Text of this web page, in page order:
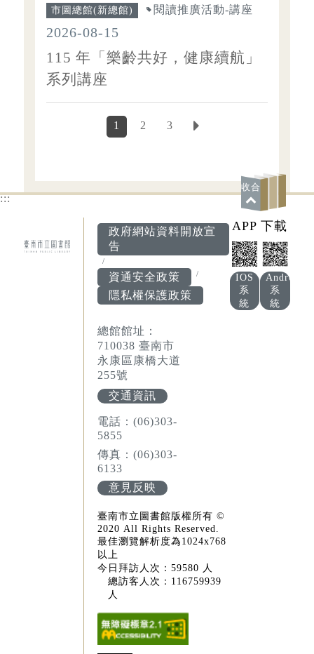
市圖總館(新總館) 閱讀推廣活動-講座
2026-08-15
115 年「樂齡共好，健康續航」
系列講座
1 2
3
:::
收合
政府網站資料開放宣
告
資通安全政策
隱私權保護政策
總館館址：
710038 臺南市
永康區康橋大道
255號
交通資訊
電話：(06)303-
5855
傳真：(06)303-
6133
意見反映
臺南市立圖書館版權所有 ©
2020 All Rights Reserved.
最佳瀏覽解析度為1024x768
以上
今日拜訪人次：59580 人
總訪客人次：116759939
人
APP 下載
IOS
系
統
Android
系
統